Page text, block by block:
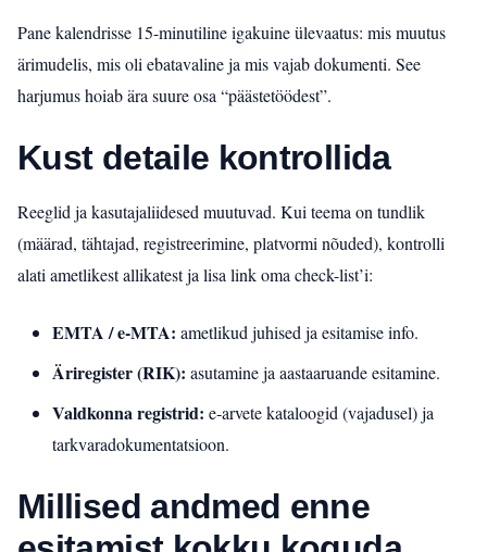
Pane kalendrisse 15-minutiline igakuine ülevaatus: mis muutus
ärimudelis, mis oli ebatavaline ja mis vajab dokumenti. See
harjumus hoiab ära suure osa “päästetöödest”.
Kust detaile kontrollida
Reeglid ja kasutajaliidesed muutuvad. Kui teema on tundlik
(määrad, tähtajad, registreerimine, platvormi nõuded), kontrolli
alati ametlikest allikatest ja lisa link oma check-list’i:
EMTA / e‑MTA: ametlikud juhised ja esitamise info.
Äriregister (RIK): asutamine ja aastaaruande esitamine.
Valdkonna registrid: e‑arvete kataloogid (vajadusel) ja
tarkvaradokumentatsioon.
Millised andmed enne